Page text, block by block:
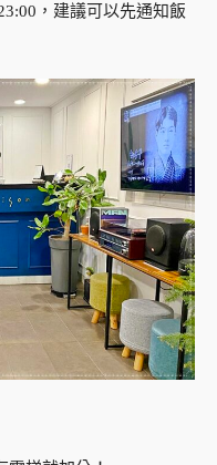
，建議可以先通知飯